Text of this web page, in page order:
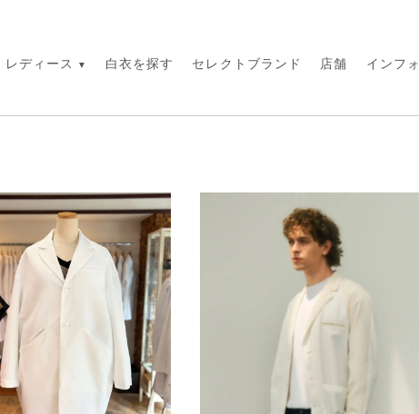
レディース 白衣を探す セレクトブランド 店舗 インフォ